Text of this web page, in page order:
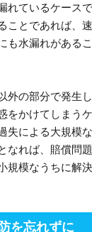
れているケース
ことであれば、
も水漏れがある
外の部分で発生
をかけてしまう
失による大規模
なれば、賠償問
規模なうちに解
を忘れずに